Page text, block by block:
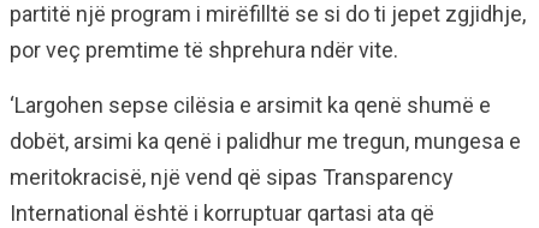
partitë një program i mirëfilltë se si do ti jepet zgjidhje,
por veç premtime të shprehura ndër vite.
‘Largohen sepse cilësia e arsimit ka qenë shumë e
dobët, arsimi ka qenë i palidhur me tregun, mungesa e
meritokracisë, një vend që sipas Transparency
International është i korruptuar qartasi ata që